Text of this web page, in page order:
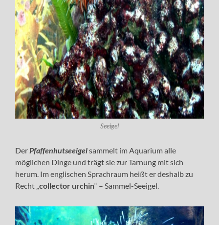
Seeigel
DerPfaffenhutseeigelsammelt im Aquarium alle
möglichen Dinge und trägt sie zur Tarnung mit sich
herum. Im englischen Sprachraum heißt er deshalb zu
Recht „collector urchin“ – Sammel-Seeigel.